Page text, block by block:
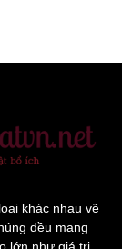
khác nhau vẽ
đều mang
lớn như giá trị